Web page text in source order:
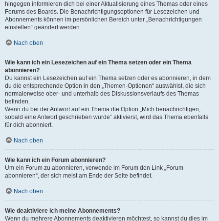
hingegen informieren dich bei einer Aktualisierung eines Themas oder eines
Forums des Boards. Die Benachrichtigungsoptionen für Lesezeichen und
Abonnements können im persönlichen Bereich unter „Benachrichtigungen
einstellen“ geändert werden.
Nach oben
Wie kann ich ein Lesezeichen auf ein Thema setzen oder ein Thema
abonnieren?
Du kannst ein Lesezeichen auf ein Thema setzen oder es abonnieren, in dem
du die entsprechende Option in den „Themen-Optionen“ auswählst, die sich
normalerweise ober- und unterhalb des Diskussionsverlaufs des Themas
befinden.
Wenn du bei der Antwort auf ein Thema die Option „Mich benachrichtigen,
sobald eine Antwort geschrieben wurde“ aktivierst, wird das Thema ebenfalls
für dich abonniert.
Nach oben
Wie kann ich ein Forum abonnieren?
Um ein Forum zu abonnieren, verwende im Forum den Link „Forum
abonnieren“, der sich meist am Ende der Seite befindet.
Nach oben
Wie deaktiviere ich meine Abonnements?
Wenn du mehrere Abonnements deaktivieren möchtest, so kannst du dies im